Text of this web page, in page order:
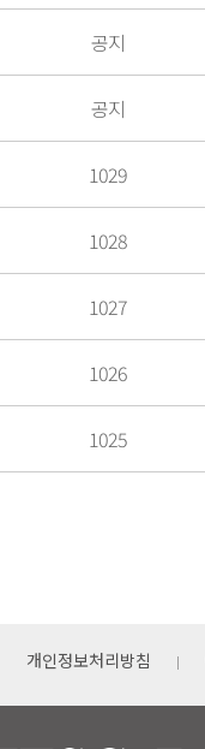
공지
공지
1029
1028
1027
1026
1025
개인정보처리방침